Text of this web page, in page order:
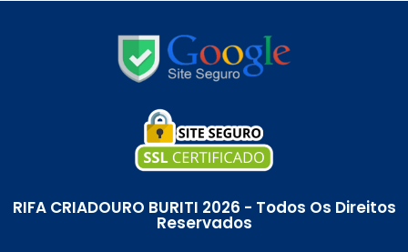
RIFA CRIADOURO BURITI 2026 - Todos Os Direitos
Reservados